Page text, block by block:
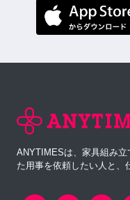
ANYTIMESは、家具組み
た用事を依頼したい人と、